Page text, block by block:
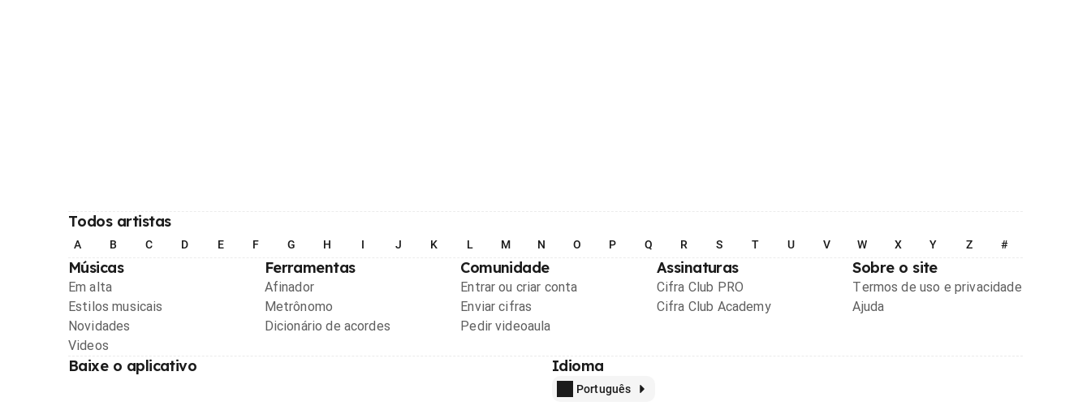
Todos artistas
A B C D E F G H I J K L M N O P Q R S T U V W X Y Z #
Músicas
Em alta
Estilos musicais
Novidades
Videos
Ferramentas
Afinador
Metrônomo
Dicionário de acordes
Comunidade
Entrar ou criar conta
Enviar cifras
Pedir videoaula
Assinaturas
Cifra Club PRO
Cifra Club Academy
Sobre o site
Termos de uso e privacidade
Ajuda
Baixe o aplicativo Idioma
Português